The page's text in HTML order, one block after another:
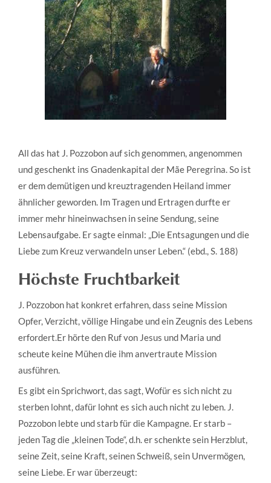
All das hat J. Pozzobon auf sich genommen, angenommen
und geschenkt ins Gnadenkapital der Mãe Peregrina. So ist
er dem demütigen und kreuztragenden Heiland immer
ähnlicher geworden. Im Tragen und Ertragen durfte er
immer mehr hineinwachsen in seine Sendung, seine
Lebensaufgabe. Er sagte einmal: „Die Entsagungen und die
Liebe zum Kreuz verwandeln unser Leben.“ (ebd., S. 188)
Höchste Fruchtbarkeit
J. Pozzobon hat konkret erfahren, dass seine Mission
Opfer, Verzicht, völlige Hingabe und ein Zeugnis des Lebens
erfordert.Er hörte den Ruf von Jesus und Maria und
scheute keine Mühen die ihm anvertraute Mission
ausführen.
Es gibt ein Sprichwort, das sagt, Wofür es sich nicht zu
sterben lohnt, dafür lohnt es sich auch nicht zu leben. J.
Pozzobon lebte und starb für die Kampagne. Er starb –
jeden Tag die „kleinen Tode“, d.h. er schenkte sein Herzblut,
seine Zeit, seine Kraft, seinen Schweiß, sein Unvermögen,
seine Liebe. Er war überzeugt: